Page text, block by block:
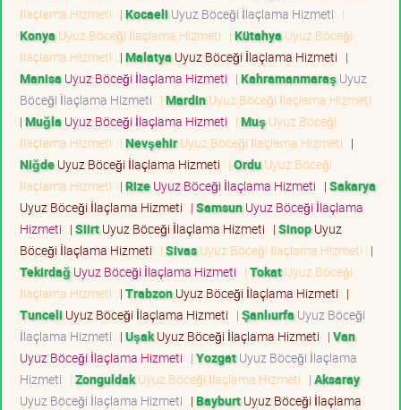
İlaçlama Hizmeti | Kocaeli Uyuz Böceği İlaçlama Hizmeti |
Konya Uyuz Böceği İlaçlama Hizmeti | Kütahya Uyuz Böceği
İlaçlama Hizmeti | Malatya Uyuz Böceği İlaçlama Hizmeti |
Manisa Uyuz Böceği İlaçlama Hizmeti | Kahramanmaraş Uyuz
Böceği İlaçlama Hizmeti | MardinUyuz Böceği İlaçlama Hizmeti
| Muğla Uyuz Böceği İlaçlama Hizmeti | Muş Uyuz Böceği
İlaçlama Hizmeti | NevşehirUyuz Böceği İlaçlama Hizmeti |
NiğdeUyuz Böceği İlaçlama Hizmeti | OrduUyuz Böceği
İlaçlama Hizmeti | RizeUyuz Böceği İlaçlama Hizmeti | Sakarya
Uyuz Böceği İlaçlama Hizmeti | SamsunUyuz Böceği İlaçlama
Hizmeti | SiirtUyuz Böceği İlaçlama Hizmeti | SinopUyuz
Böceği İlaçlama Hizmeti | SivasUyuz Böceği İlaçlama Hizmeti |
Tekirdağ Uyuz Böceği İlaçlama Hizmeti | TokatUyuz Böceği
İlaçlama Hizmeti | TrabzonUyuz Böceği İlaçlama Hizmeti |
Tunceli Uyuz Böceği İlaçlama Hizmeti | Şanlıurfa Uyuz Böceği
İlaçlama Hizmeti | UşakUyuz Böceği İlaçlama Hizmeti | Van
Uyuz Böceği İlaçlama Hizmeti | YozgatUyuz Böceği İlaçlama
Hizmeti | ZonguldakUyuz Böceği İlaçlama Hizmeti | Aksaray
Uyuz Böceği İlaçlama Hizmeti | BayburtUyuz Böceği İlaçlama